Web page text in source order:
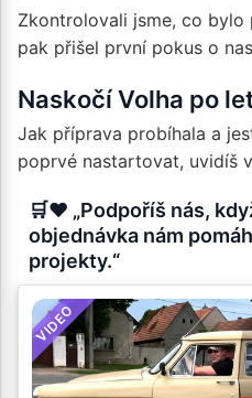
Zkontrolovali jsme, co
pak přišel první pokus o
Naskočí Volha po
Jak příprava probíhala a
poprvé nastartovat, uvidíš
🛒❤️ „Podpoříš nás,
objednávka nám
projekty.“
VIDEO